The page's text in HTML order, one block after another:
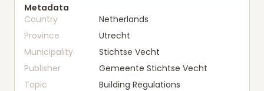
Metadata
Country
Netherlands
Province
Utrecht
Municipality
Stichtse Vecht
Publisher
Gemeente Stichtse Vecht
Topic
Building Regulations